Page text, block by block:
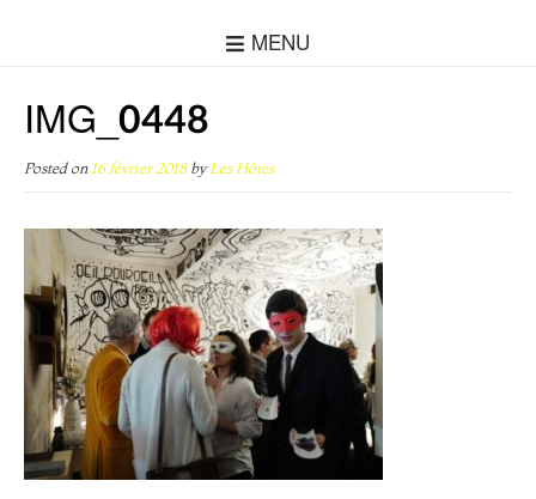
MENU
IMG_0448
Posted on 16 février 2018by Les Hôtes